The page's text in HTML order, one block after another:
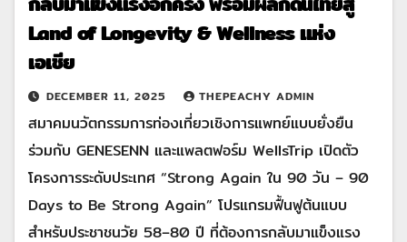
Land of Longevity & Wellness แห่ง
เอเชีย
DECEMBER 11, 2025 THEPEACHY ADMIN
สมาคมนวัตกรรมการท่องเที่ยวเชิงการแพทย์แบบยั่งยืน
ร่วมกับ GENESENN และแพลตฟอร์ม WellsTrip เปิดตัว
โครงการระดับประเทศ “Strong Again ใน 90 วัน – 90
Days to Be Strong Again” โปรแกรมฟื้นฟูต้นแบบ
สำหรับประชาชนวัย 58–80 ปี ที่ต้องการกลับมาแข็งแรง